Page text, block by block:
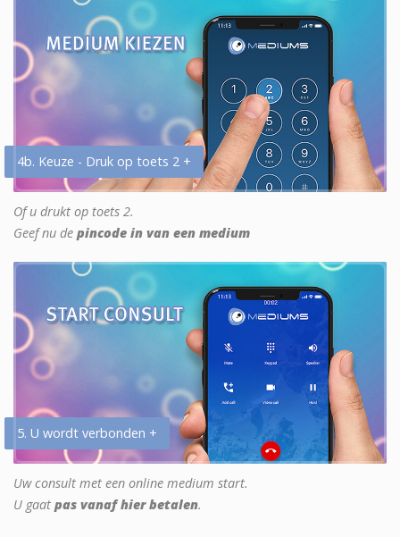
4b. Keuze - Druk op toets 2 +
Of u drukt op toets 2.
Geef nu de pincode in van een medium
5. U wordt verbonden +
Uw consult met een online medium start.
U gaat pas vanaf hier betalen.